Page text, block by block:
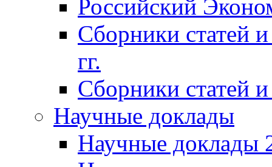
Российский
Сборники статей
гг.
Сборники статей
Научные доклады
Научные доклады